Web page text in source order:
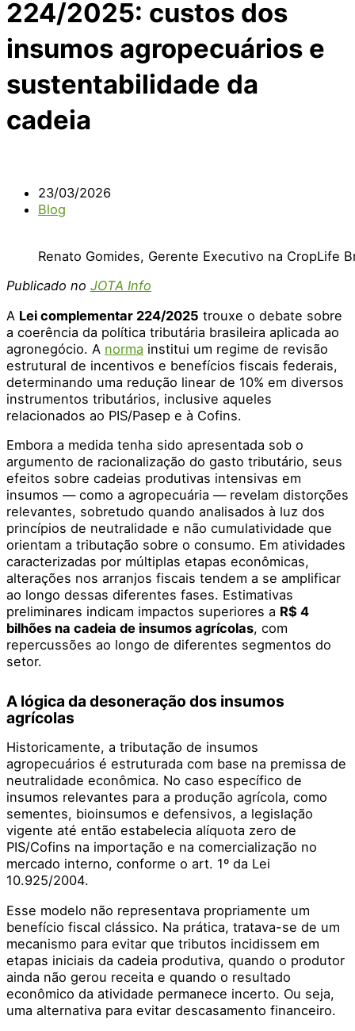
224/2025: custos dos
insumos agropecuários e
sustentabilidade da
cadeia
23/03/2026
Blog
Renato Gomides, Gerente Executivo na CropLife
Publicado no JOTA Info
A Lei complementar 224/2025 trouxe o debate sobre
a coerência da política tributária brasileira aplicada ao
agronegócio. A norma institui um regime de revisão
estrutural de incentivos e benefícios fiscais federais,
determinando uma redução linear de 10% em diversos
instrumentos tributários, inclusive aqueles
relacionados ao PIS/Pasep e à Cofins.
Embora a medida tenha sido apresentada sob o
argumento de racionalização do gasto tributário, seus
efeitos sobre cadeias produtivas intensivas em
insumos — como a agropecuária — revelam distorções
relevantes, sobretudo quando analisados à luz dos
princípios de neutralidade e não cumulatividade que
orientam a tributação sobre o consumo. Em atividades
caracterizadas por múltiplas etapas econômicas,
alterações nos arranjos fiscais tendem a se amplificar
ao longo dessas diferentes fases. Estimativas
preliminares indicam impactos superiores a R$ 4
bilhões na cadeia de insumos agrícolas, com
repercussões ao longo de diferentes segmentos do
setor.
A lógica da desoneração dos insumos
agrícolas
Historicamente, a tributação de insumos
agropecuários é estruturada com base na premissa de
neutralidade econômica. No caso específico de
insumos relevantes para a produção agrícola, como
sementes, bioinsumos e defensivos, a legislação
vigente até então estabelecia alíquota zero de
PIS/Cofins na importação e na comercialização no
mercado interno, conforme o art. 1º da Lei
10.925/2004.
Esse modelo não representava propriamente um
benefício fiscal clássico. Na prática, tratava-se de um
mecanismo para evitar que tributos incidissem em
etapas iniciais da cadeia produtiva, quando o produtor
ainda não gerou receita e quando o resultado
econômico da atividade permanece incerto. Ou seja,
uma alternativa para evitar descasamento financeiro.